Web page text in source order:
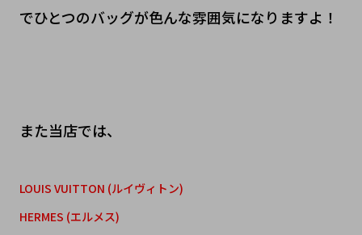
でひとつのバッグが色んな雰囲気になりますよ！
また当店では、
LOUIS VUITTON (ルイヴィトン)
HERMES (エルメス)